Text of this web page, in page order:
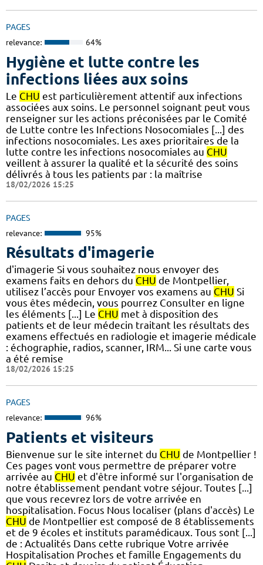
PAGES
relevance: 64%
Hygiène et lutte contre les
infections liées aux soins
Le CHU est particulièrement attentif aux infections
associées aux soins. Le personnel soignant peut vous
renseigner sur les actions préconisées par le Comité
de Lutte contre les Infections Nosocomiales [...] des
infections nosocomiales. Les axes prioritaires de la
lutte contre les infections nosocomiales au CHU
veillent à assurer la qualité et la sécurité des soins
délivrés à tous les patients par : la maîtrise
18/02/2026 15:25
PAGES
relevance: 95%
Résultats d'imagerie
d'imagerie Si vous souhaitez nous envoyer des
examens faits en dehors du CHU de Montpellier,
utilisez l’accès pour Envoyer vos examens au CHU Si
vous êtes médecin, vous pourrez Consulter en ligne
les éléments [...] Le CHU met à disposition des
patients et de leur médecin traitant les résultats des
examens effectués en radiologie et imagerie médicale
: échographie, radios, scanner, IRM... Si une carte vous
a été remise
18/02/2026 15:25
PAGES
relevance: 96%
Patients et visiteurs
Bienvenue sur le site internet du CHU de Montpellier !
Ces pages vont vous permettre de préparer votre
arrivée au CHU et d'être informé sur l'organisation de
notre établissement pendant votre séjour. Toutes [...]
que vous recevrez lors de votre arrivée en
hospitalisation. Focus Nous localiser (plans d'accès) Le
CHU de Montpellier est composé de 8 établissements
et de 9 écoles et instituts paramédicaux. Tous sont [...]
de : Actualités Dans cette rubrique Votre arrivée
Hospitalisation Proches et famille Engagements du